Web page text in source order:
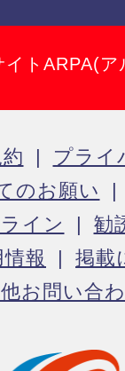
トARPA(ア
プライ
のお願い
イン
勧
報
掲載
お問い合